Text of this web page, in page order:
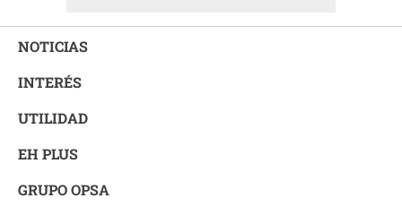
NOTICIAS
INTERÉS
UTILIDAD
EH PLUS
GRUPO OPSA